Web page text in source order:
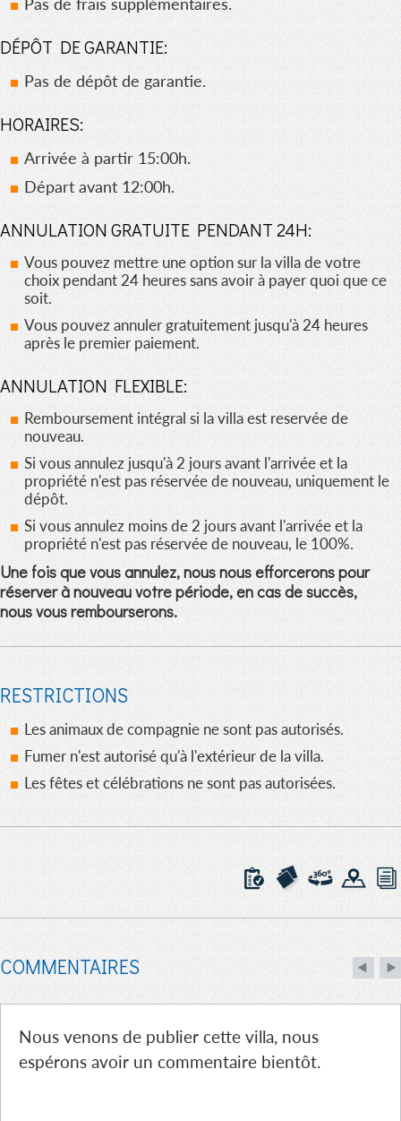
Pas de frais supplémentaires.
DÉPÔT DE GARANTIE:
Pas de dépôt de garantie.
HORAIRES:
Arrivée à partir 15:00h.
Départ avant 12:00h.
ANNULATION GRATUITE PENDANT 24H:
Vous pouvez mettre une option sur la villa de votre
choix pendant 24 heures sans avoir à payer quoi que ce
soit.
Vous pouvez annuler gratuitement jusqu'à 24 heures
après le premier paiement.
ANNULATION FLEXIBLE:
Remboursement intégral si la villa est reservée de
nouveau.
Si vous annulez jusqu'à 2 jours avant l'arrivée et la
propriété n'est pas réservée de nouveau, uniquement le
dépôt.
Si vous annulez moins de 2 jours avant l'arrivée et la
propriété n'est pas réservée de nouveau, le 100%.
Une fois que vous annulez, nous nous efforcerons pour
réserver à nouveau votre période, en cas de succès,
nous vous rembourserons.
RESTRICTIONS
Les animaux de compagnie ne sont pas autorisés.
Fumer n'est autorisé qu'à l'extérieur de la villa.
Les fêtes et célébrations ne sont pas autorisées.
COMMENTAIRES
Nous venons de publier cette villa, nous
espérons avoir un commentaire bientôt.